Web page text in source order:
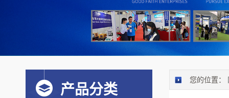
产品分类
您的位置：